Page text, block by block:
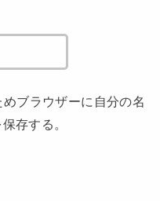
ブラウザーに自分の名
存する。